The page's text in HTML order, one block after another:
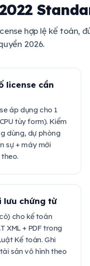
hợp lệ kế toán,
2026.
license cần
áp dụng cho 1
tùy form). Kiểm
dùng, dự phòng
sự + máy mới
lưu chứng từ
cho kế toán
XML + PDF trong
Kế toán. Ghi
sản vô hình theo